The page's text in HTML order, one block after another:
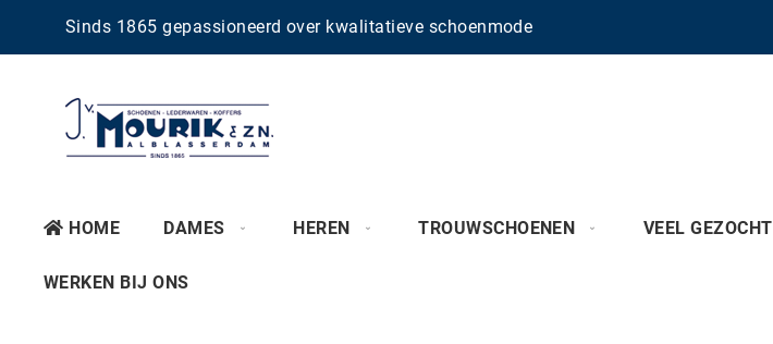
Sinds 1865 gepassioneerd over kwalitatieve schoenmode
HOME DAMES HEREN TROUWSCHOENEN VEEL GEZOCHT
WERKEN BIJ ONS